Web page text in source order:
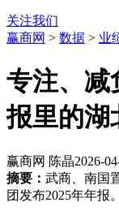
关注我们
赢商网 > 数据 > 业
专注、
报里的湖
赢商网 陈晶2026-
摘要： 武商、南国
团发布2025年年报。